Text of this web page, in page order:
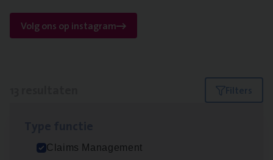
Volg ons op instagram
Filters
Claims Management
(Agi­le)ITPro­ject Manager
IT, Change & Innovation